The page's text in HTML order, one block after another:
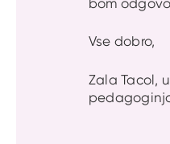
Vse dobro,
Zala Tacol,